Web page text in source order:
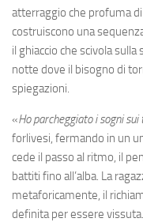
atterraggio che profuma
costruiscono una
il ghiaccio che scivola
notte dove il bisogno di
spiegazioni.
«Ho parcheggiato i sogni
forlivesi, fermando in un
cede il passo al ritmo, il
battiti fino all’alba. La
metaforicamente, il
definita per essere vissuta.